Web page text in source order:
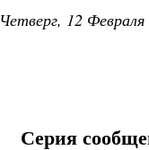
Четверг, 12
Серия